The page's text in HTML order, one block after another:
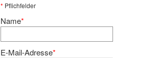
* Pflichfelder
Name*
E-Mail-Adresse*